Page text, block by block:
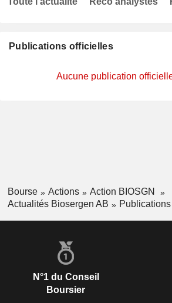
Publications officielles
Aucune publication
Bourse Actions
Action BIOSGN
Actualités Biosergen AB
N°1 du Conseil
Boursier